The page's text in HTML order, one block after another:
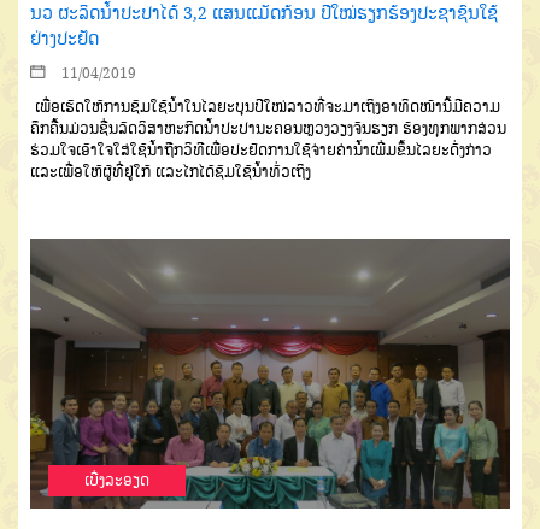
ນວ ຜະລິດນ້ຳປະປາໄດ້ 3,2 ແສນແມັດກ້ອນ ປີໃໝ່ຮຽກຮ້ອງປະຊາຊົນໃຊ້
ຢ່າງປະຢັດ
11/04/2019
ເພື່ອເຮັດໃຫ້ການຊົມໃຊ້ນ້ຳໃນໄລຍະບຸນປີໃໝ່ລາວທີ່ຈະມາເຖິງອາທິດໜ້ານີ້ມີຄວາມ
ຄຶກຄື້ນມ່ວນຊື່ນລັດວິສາຫະກິດນ້ຳປະປານະຄອນຫຼວງວຽງຈັນຮຽກ ຮ້ອງທຸກພາກສ່ວນ
ຮ່ວມໃຈເອົາໃຈໃສ່ໃຊ້ນ້ຳຖືກວິທີເພື່ອປະຢັດການໃຊ້ຈ່າຍຄ່ານ້ຳເພີ່ມຂຶ້ນໄລຍະດັ່ງກ່າວ
ແລະເພື່ອໃຫ້ຜູ້ທີ່ຢູ່ໃກ້ ແລະໄກໄດ້ຊົມໃຊ້ນ້ຳທົ່ວເຖິງ
ເບີ່ງລະອຽດ